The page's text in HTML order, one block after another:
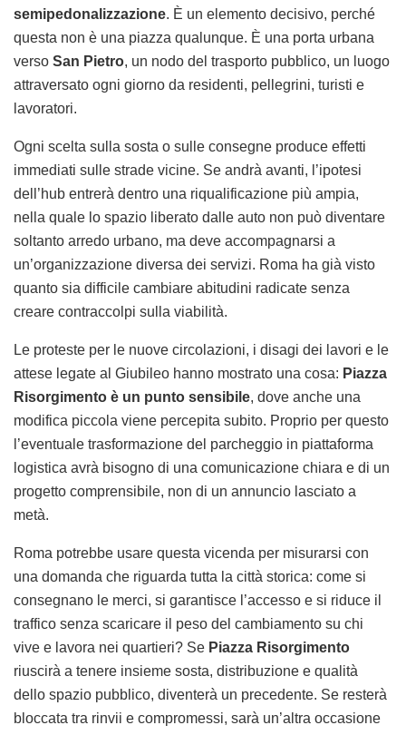
semipedonalizzazione. È un elemento decisivo, perché
questa non è una piazza qualunque. È una porta urbana
verso San Pietro, un nodo del trasporto pubblico, un luogo
attraversato ogni giorno da residenti, pellegrini, turisti e
lavoratori.
Ogni scelta sulla sosta o sulle consegne produce effetti
immediati sulle strade vicine. Se andrà avanti, l’ipotesi
dell’hub entrerà dentro una riqualificazione più ampia,
nella quale lo spazio liberato dalle auto non può diventare
soltanto arredo urbano, ma deve accompagnarsi a
un’organizzazione diversa dei servizi. Roma ha già visto
quanto sia difficile cambiare abitudini radicate senza
creare contraccolpi sulla viabilità.
Le proteste per le nuove circolazioni, i disagi dei lavori e le
attese legate al Giubileo hanno mostrato una cosa: Piazza
Risorgimento è un punto sensibile, dove anche una
modifica piccola viene percepita subito. Proprio per questo
l’eventuale trasformazione del parcheggio in piattaforma
logistica avrà bisogno di una comunicazione chiara e di un
progetto comprensibile, non di un annuncio lasciato a
metà.
Roma potrebbe usare questa vicenda per misurarsi con
una domanda che riguarda tutta la città storica: come si
consegnano le merci, si garantisce l’accesso e si riduce il
traffico senza scaricare il peso del cambiamento su chi
vive e lavora nei quartieri? Se Piazza Risorgimento
riuscirà a tenere insieme sosta, distribuzione e qualità
dello spazio pubblico, diventerà un precedente. Se resterà
bloccata tra rinvii e compromessi, sarà un’altra occasione